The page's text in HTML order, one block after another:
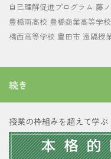
自己理解促進プログラム 藤
豊橋南高校 豊橋商業高等学校
橋西高等学校 豊田市 遠隔授
続き
授業の枠組みを超えて学ぶ